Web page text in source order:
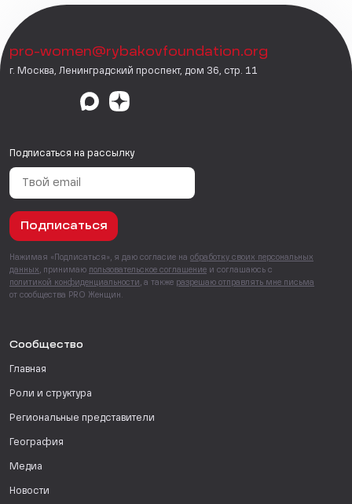
pro-women@rybakovfoundation.org
г. Москва, Ленинградский проспект, дом 36, стр. 11
Подписаться на рассылку
Подписаться
Нажимая «Подписаться», я даю согласие на обработку своих персональных
данных , принимаю пользовательское соглашение и соглашаюсь с
политикой конфиденциальности , а также разрешаю отправлять мне письма
от сообщества PRO Женщин.
Сообщество
Главная
Роли и структура
Региональные представители
География
Медиа
Новости